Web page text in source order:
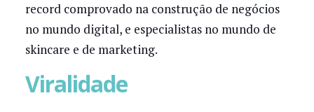
record comprovado na construção de negócios
no mundo digital, e especialistas no mundo de
skincare e de marketing.
Viralidade